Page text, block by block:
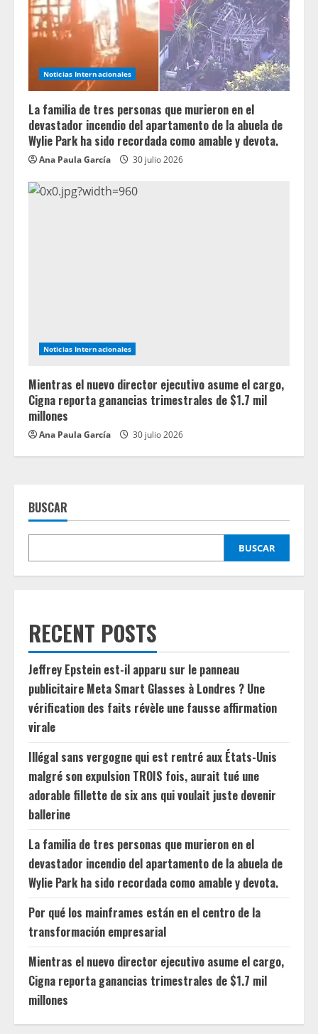
Noticias Internacionales
La familia de tres personas que murieron en el
devastador incendio del apartamento de la abuela de
Wylie Park ha sido recordada como amable y devota.
Ana Paula García 30 julio 2026
Noticias Internacionales
Mientras el nuevo director ejecutivo asume el cargo,
Cigna reporta ganancias trimestrales de $1.7 mil
millones
Ana Paula García 30 julio 2026
BUSCAR
BUSCAR
RECENT POSTS
Jeffrey Epstein est-il apparu sur le panneau
publicitaire Meta Smart Glasses à Londres ? Une
vérification des faits révèle une fausse affirmation
virale
Illégal sans vergogne qui est rentré aux États-Unis
malgré son expulsion TROIS fois, aurait tué une
adorable fillette de six ans qui voulait juste devenir
ballerine
La familia de tres personas que murieron en el
devastador incendio del apartamento de la abuela de
Wylie Park ha sido recordada como amable y devota.
Por qué los mainframes están en el centro de la
transformación empresarial
Mientras el nuevo director ejecutivo asume el cargo,
Cigna reporta ganancias trimestrales de $1.7 mil
millones